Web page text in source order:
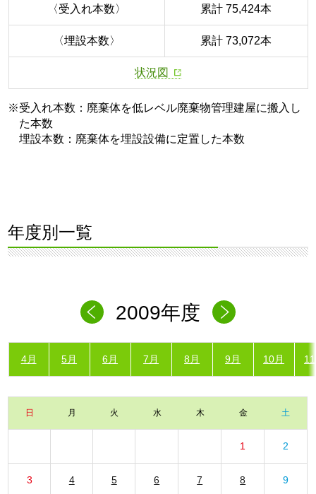
〈受入れ本数〉 累計 75,424本
〈埋設本数〉 累計 73,072本
状況図
※受入れ本数：廃棄体を低レベル廃棄物管理建屋に搬入し
た本数
埋設本数：廃棄体を埋設設備に定置した本数
年度別一覧
2009年度
4月 5月 6月 7月 8月 9月 10月
日 月 火 水 木 金 土
1 2
3 4 5 6 7 8 9